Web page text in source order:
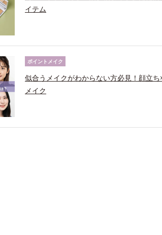
イテム
ポイントメイク
似合うメイクがわからない方必見！顔立
メイク